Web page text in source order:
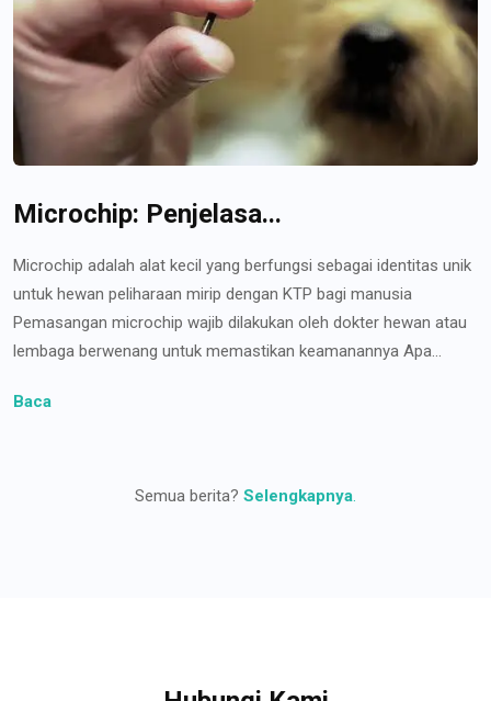
Microchip: Penjelasa...
Microchip adalah alat kecil yang berfungsi sebagai identitas unik
untuk hewan peliharaan mirip dengan KTP bagi manusia
Pemasangan microchip wajib dilakukan oleh dokter hewan atau
lembaga berwenang untuk memastikan keamanannya Apa...
Baca
Semua berita? Selengkapnya.